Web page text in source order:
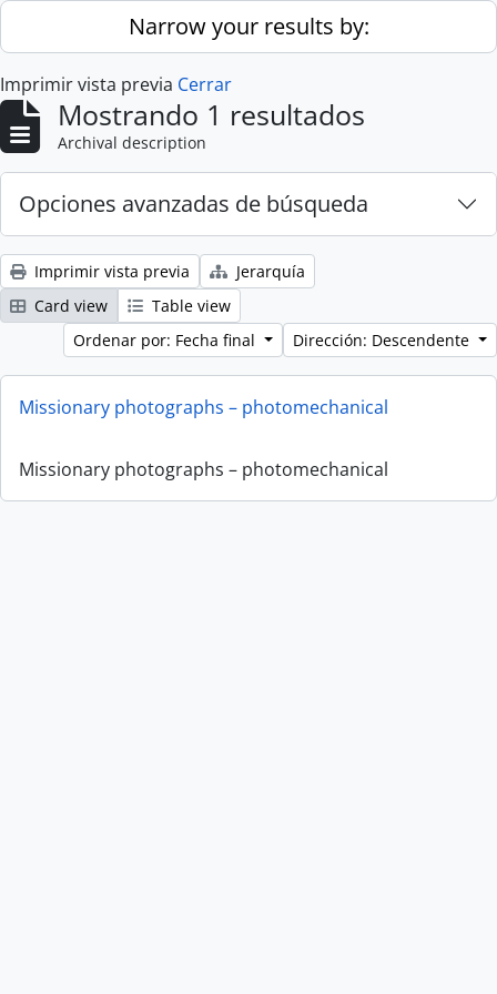
Skip to main contentNarrow your results by:
Imprimir vista previa Cerrar
Mostrando 1 resultados
Archival description
Opciones avanzadas de búsqueda
Imprimir vista previa
Jerarquía
Card view
Table view
Ordenar por: Fecha final
Dirección: Descendente
Missionary photographs – photomechanical
Missionary photographs – photomechanical